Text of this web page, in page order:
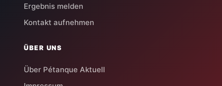
Ergebnis melden
Kontakt aufnehmen
ÜBER UNS
Über Pétanque Aktuell